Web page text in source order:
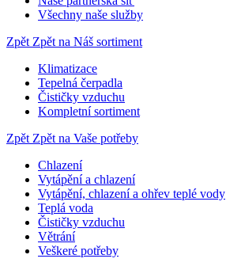
Všechny naše služby
Zpět Zpět na Náš sortiment
Klimatizace
Tepelná čerpadla
Čističky vzduchu
Kompletní sortiment
Zpět Zpět na Vaše potřeby
Chlazení
Vytápění a chlazení
Vytápění, chlazení a ohřev teplé vody
Teplá voda
Čističky vzduchu
Větrání
Veškeré potřeby